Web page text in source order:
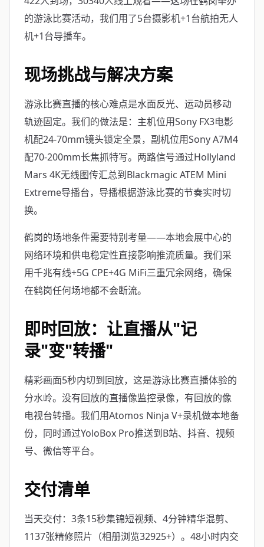
的游泳比赛活动，我们用了5台摄影机+1台航拍无人
机+1台导播车。
现场挑战与解决方案
游泳比赛直播的核心难点是水面反光、运动员移动
轨迹固定。我们的做法是：主机位用Sony FX3电影
机配24-70mm镜头锁定全景，副机位用Sony A7M4
配70-200mm长焦抓特写。两路信号通过Hollyland
Mars 4K无线图传汇总到Blackmagic ATEM Mini
Extreme导播台，导播根据游泳比赛的节奏实时切
换。
鹤岗的场地条件需要特别考量——本地会展中心的
网络环境和供电稳定性直接影响推流质量。我们采
用千兆有线+5G CPE+4G MiFi三重冗余网络，确保
在鹤岗任何场地都不会断流。
即时回放：让直播从"记
录"变"转播"
精彩画面5秒内切到回放，这是游泳比赛直播体验的
分水岭。没有回放的直播像监控录像，有回放的像
电视台转播。我们用Atomos Ninja V+录机做本地备
份，同时通过YoloBox Pro推送到B站、抖音、视频
号、微信等平台。
交付清单
当天交付：3条15秒集锦短视频、4分钟精华混剪、
1137张精修照片（相册浏览32925+）。48小时内交